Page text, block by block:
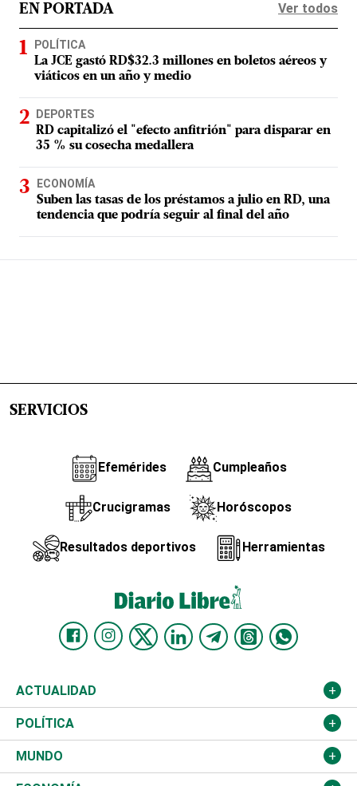
EN PORTADA Ver todos
POLÍTICA
La JCE gastó RD$32.3 millones en boletos aéreos y
viáticos en un año y medio
DEPORTES
RD capitalizó el "efecto anfitrión" para disparar en
35 % su cosecha medallera
ECONOMÍA
Suben las tasas de los préstamos a julio en RD, una
tendencia que podría seguir al final del año
SERVICIOS
Efemérides Cumpleaños
Crucigramas Horóscopos
Resultados deportivos Herramientas
ACTUALIDAD
Nacional
Ciudad
POLÍTICA
Partidos
MUNDO